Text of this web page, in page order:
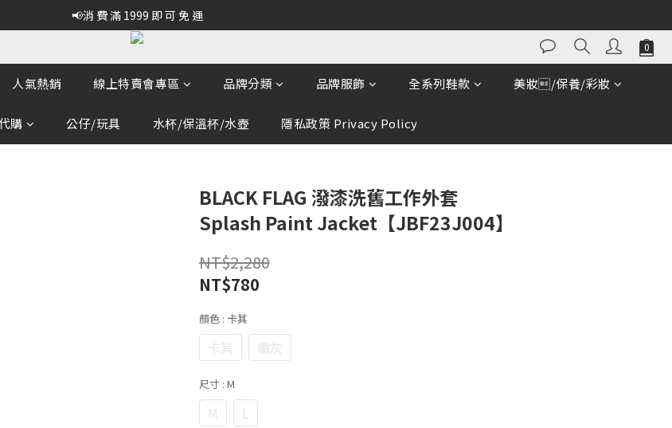
📢消 費 滿 1999 即 可 免 運
人氣熱銷 線上特賣會專區 品牌分類 品牌服飾 全系列鞋款 美妝/保養/彩妝
購 公仔/玩具 水杯/保溫杯/水壺 隱私政策 Privacy Policy
BLACK FLAG 潑漆洗舊工作外套
Splash Paint Jacket【JBF23J004】
NT$2,280
NT$780
顏色 : 卡其
卡其 鐵灰
尺寸 : M
M L